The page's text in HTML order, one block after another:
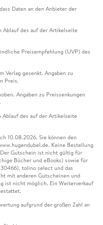
Daten an den Anbieter der
Ablauf des auf der Artikelseite
Preisempfehlung (UVP) des
Verlag gesenkt. Angaben zu
Preis.
Angaben zu Preissenkungen
Ablauf des auf der Artikelseite
10.08.2026. Sie können den
Keine Bestellung
Gutschein ist nicht gültig für
Bücher und eBooks) sowie für
tolino select und das
mit anderen Gutscheinen und
ist nicht möglich. Ein Weiterverkauf
aufgrund der großen Zahl an